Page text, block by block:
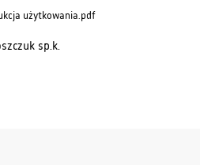
użytkowania.pdf
sp.k.